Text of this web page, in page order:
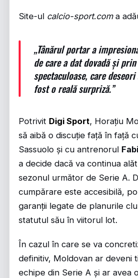
Site-ul calcio-sport.coma
„Tânărul portar a
de care a dat dovadă și
spectaculoase, care
fost o reală surpriză.”
Potrivit Digi Sport, Horațiu
să aibă o discuție față în față
Sassuolo și cu antrenorul
a decide dacă va continua
sezonul următor de Serie A.
cumpărare este accesibilă,
garanții legate de planurile
statutul său în viitorul lot.
În cazul în care se va
definitiv, Moldovan ar deveni
echipe din Serie A și ar avea